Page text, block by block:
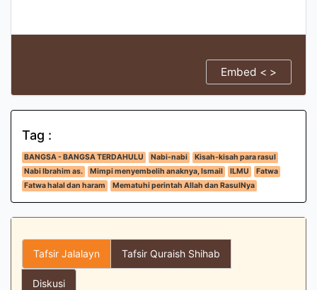
Embed < >
Tag :
BANGSA - BANGSA TERDAHULU Nabi-nabi
Kisah-kisah para rasul
Nabi Ibrahim as.
Mimpi menyembelih anaknya, Ismail ILMU
Fatwa
Fatwa halal dan haram
Mematuhi perintah Allah dan RasulNya
Tafsir Jalalayn Tafsir Quraish Shihab
Diskusi